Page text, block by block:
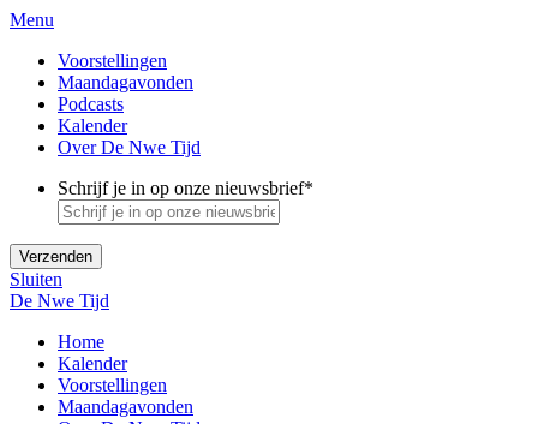
Menu
Voorstellingen
Maandagavonden
Podcasts
Kalender
Over De Nwe Tijd
Schrijf je in op onze nieuwsbrief*
Sluiten
De Nwe Tijd
Home
Kalender
Voorstellingen
Maandagavonden